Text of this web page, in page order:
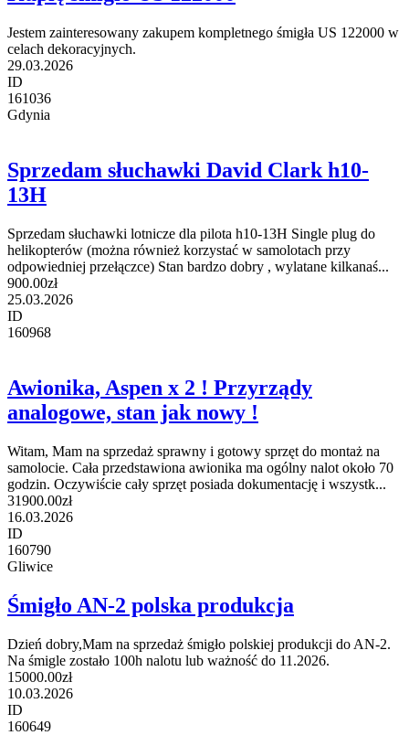
Jestem zainteresowany zakupem kompletnego śmigła US 122000 w
celach dekoracyjnych.
29.03.2026
ID
161036
Gdynia
Sprzedam słuchawki David Clark h10-
13H
Sprzedam słuchawki lotnicze dla pilota h10-13H Single plug do
helikopterów (można również korzystać w samolotach przy
odpowiedniej przełączce) Stan bardzo dobry , wylatane kilkanaś...
900.00zł
25.03.2026
ID
160968
Awionika, Aspen x 2 ! Przyrządy
analogowe, stan jak nowy !
Witam, Mam na sprzedaż sprawny i gotowy sprzęt do montaż na
samolocie. Cała przedstawiona awionika ma ogólny nalot około 70
godzin. Oczywiście cały sprzęt posiada dokumentację i wszystk...
31900.00zł
16.03.2026
ID
160790
Gliwice
Śmigło AN-2 polska produkcja
Dzień dobry,Mam na sprzedaż śmigło polskiej produkcji do AN-2.
Na śmigle zostało 100h nalotu lub ważność do 11.2026.
15000.00zł
10.03.2026
ID
160649